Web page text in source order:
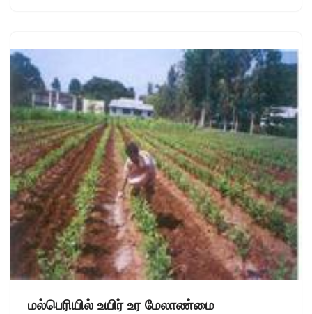
மல்பெரியில் உயிர் உர மேலாண்மை